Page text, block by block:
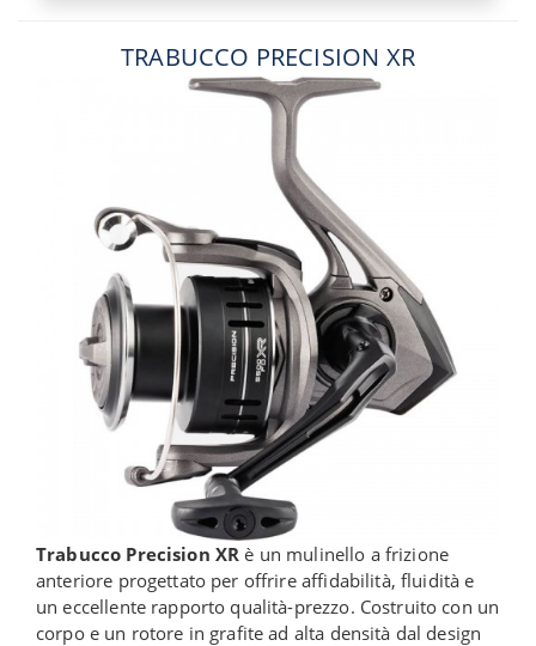
TRABUCCO PRECISION XR
Trabucco Precision XR è un mulinello a frizione
anteriore progettato per offrire affidabilità, fluidità e
un eccellente rapporto qualità-prezzo. Costruito con un
corpo e un rotore in grafite ad alta densità dal design